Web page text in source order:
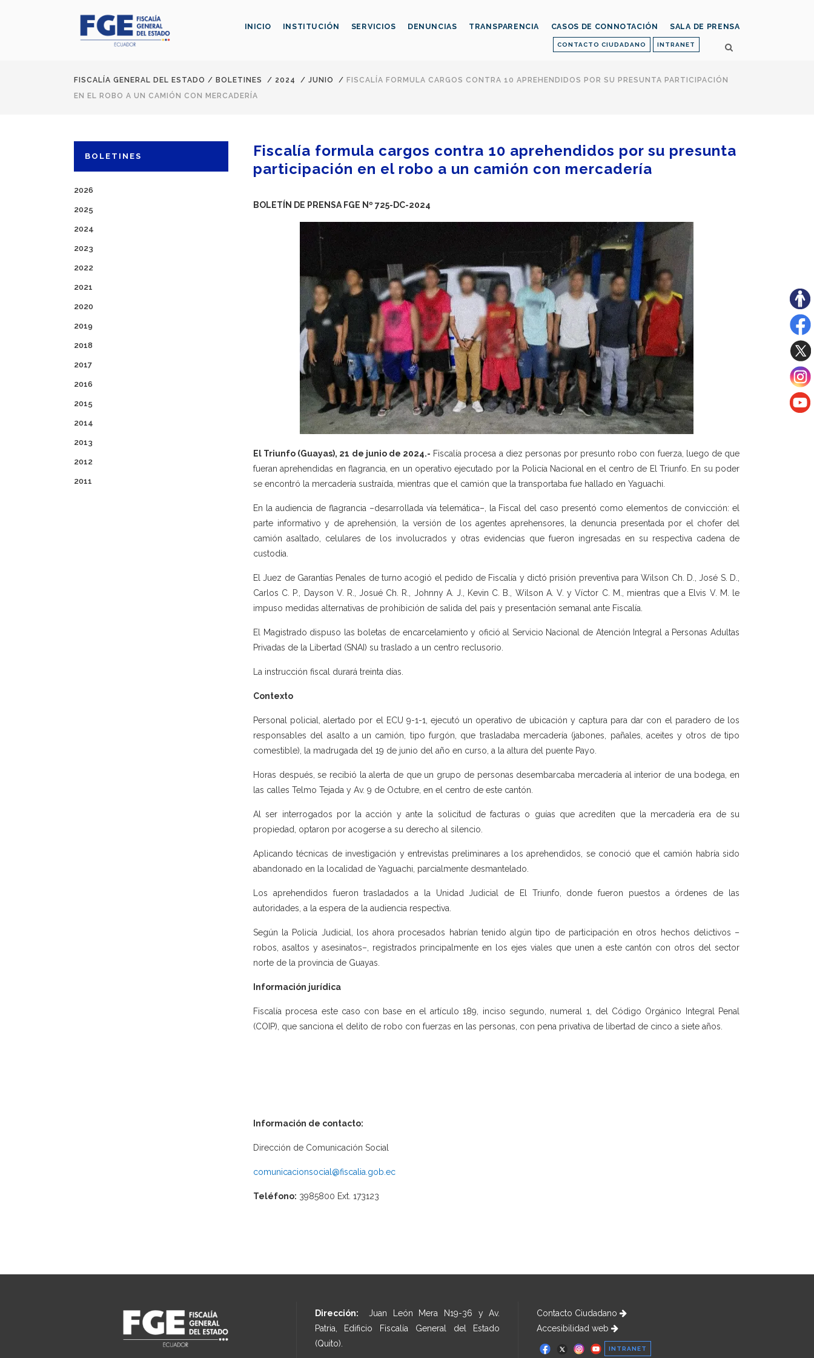
CONTACTO CIUDADANO INTRANET
INICIO INSTITUCIÓN SERVICIOS DENUNCIAS TRANSPARENCIA CASOS DE CONNOTACIÓN SALA DE PRENSA
FISCALÍA GENERAL DEL ESTADO / BOLETINES / 2024 / JUNIO / FISCALÍA FORMULA CARGOS CONTRA 10 APREHENDIDOS POR SU PRESUNTA PARTICIPACIÓN
EN EL ROBO A UN CAMIÓN CON MERCADERÍA
BOLETINES
2026
2025
2024
2023
2022
2021
2020
2019
2018
2017
2016
2015
2014
2013
2012
2011
Fiscalía formula cargos contra 10 aprehendidos por su presunta
participación en el robo a un camión con mercadería
BOLETÍN DE PRENSA FGE Nº 725-DC-2024
El Triunfo (Guayas), 21 de junio de 2024.- Fiscalía procesa a diez personas por presunto robo con fuerza, luego de que
fueran aprehendidas en flagrancia, en un operativo ejecutado por la Policía Nacional en el centro de El Triunfo. En su poder
se encontró la mercadería sustraída, mientras que el camión que la transportaba fue hallado en Yaguachi.
En la audiencia de flagrancia –desarrollada vía telemática–, la Fiscal del caso presentó como elementos de convicción: el
parte informativo y de aprehensión, la versión de los agentes aprehensores, la denuncia presentada por el chofer del
camión asaltado, celulares de los involucrados y otras evidencias que fueron ingresadas en su respectiva cadena de
custodia.
El Juez de Garantías Penales de turno acogió el pedido de Fiscalía y dictó prisión preventiva para Wilson Ch. D., José S. D.,
Carlos C. P., Dayson V. R., Josué Ch. R., Johnny A. J., Kevin C. B., Wilson A. V. y Víctor C. M., mientras que a Elvis V. M. le
impuso medidas alternativas de prohibición de salida del país y presentación semanal ante Fiscalía.
El Magistrado dispuso las boletas de encarcelamiento y ofició al Servicio Nacional de Atención Integral a Personas Adultas
Privadas de la Libertad (SNAI) su traslado a un centro reclusorio.
La instrucción fiscal durará treinta días.
Contexto
Personal policial, alertado por el ECU 9-1-1, ejecutó un operativo de ubicación y captura para dar con el paradero de los
responsables del asalto a un camión, tipo furgón, que trasladaba mercadería (jabones, pañales, aceites y otros de tipo
comestible), la madrugada del 19 de junio del año en curso, a la altura del puente Payo.
Horas después, se recibió la alerta de que un grupo de personas desembarcaba mercadería al interior de una bodega, en
las calles Telmo Tejada y Av. 9 de Octubre, en el centro de este cantón.
Al ser interrogados por la acción y ante la solicitud de facturas o guías que acrediten que la mercadería era de su
propiedad, optaron por acogerse a su derecho al silencio.
Aplicando técnicas de investigación y entrevistas preliminares a los aprehendidos, se conoció que el camión habría sido
abandonado en la localidad de Yaguachi, parcialmente desmantelado.
Los aprehendidos fueron trasladados a la Unidad Judicial de El Triunfo, donde fueron puestos a órdenes de las
autoridades, a la espera de la audiencia respectiva.
Según la Policía Judicial, los ahora procesados habrían tenido algún tipo de participación en otros hechos delictivos –
robos, asaltos y asesinatos–, registrados principalmente en los ejes viales que unen a este cantón con otros del sector
norte de la provincia de Guayas.
Información jurídica
Fiscalía procesa este caso con base en el artículo 189, inciso segundo, numeral 1, del Código Orgánico Integral Penal
(COIP), que sanciona el delito de robo con fuerzas en las personas, con pena privativa de libertad de cinco a siete años.
Información de contacto:
Dirección de Comunicación Social
comunicacionsocial@fiscalia.gob.ec
Teléfono: 3985800 Ext. 173123
Dirección: Juan León Mera N19-36 y Av.
Patria, Edificio Fiscalía General del Estado
(Quito).
Contacto Ciudadano
Accesibilidad web
INTRANET